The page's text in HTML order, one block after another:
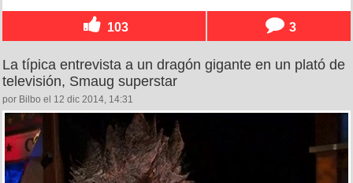
103 3
La típica entrevista a un dragón gigante en un plató de
televisión, Smaug superstar
por Bilbo el 12 dic 2014, 14:31